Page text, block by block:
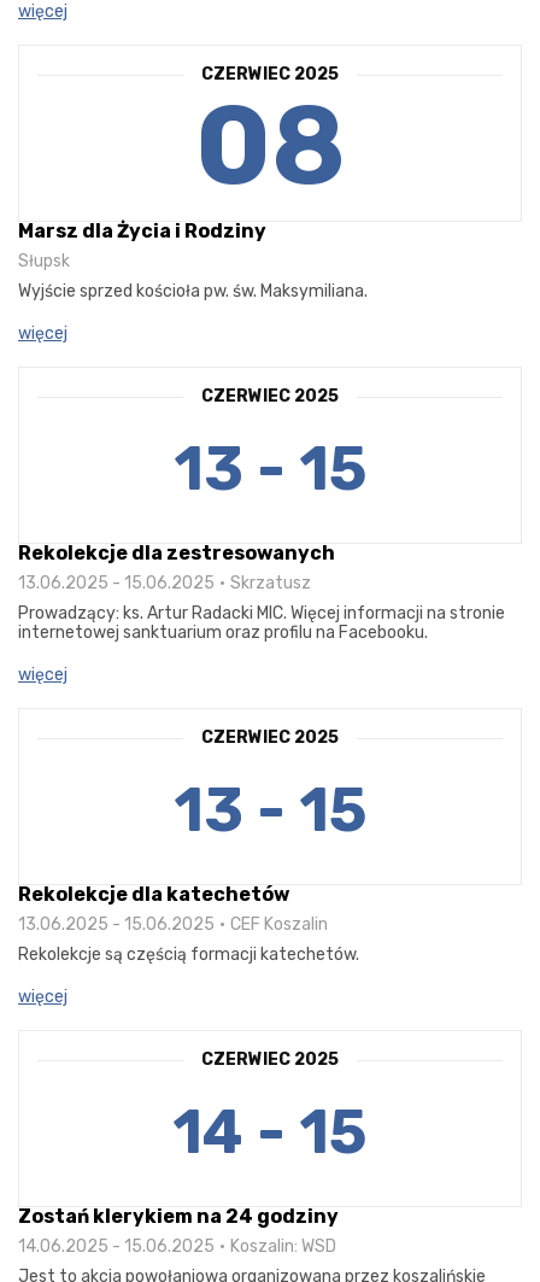
więcej
CZERWIEC 2025
08
Marsz dla Życia i Rodziny
Słupsk
Wyjście sprzed kościoła pw. św. Maksymiliana.
więcej
CZERWIEC 2025
13 - 15
Rekolekcje dla zestresowanych
13.06.2025 - 15.06.2025
Skrzatusz
Prowadzący: ks. Artur Radacki MIC. Więcej informacji na stronie
internetowej sanktuarium oraz profilu na Facebooku.
więcej
CZERWIEC 2025
13 - 15
Rekolekcje dla katechetów
13.06.2025 - 15.06.2025
CEF Koszalin
Rekolekcje są częścią formacji katechetów.
więcej
CZERWIEC 2025
14 - 15
Zostań klerykiem na 24 godziny
14.06.2025 - 15.06.2025
Koszalin: WSD
Jest to akcja powołaniowa organizowana przez koszalińskie